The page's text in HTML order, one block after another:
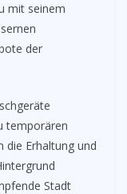
mit seinem
der
temporären
die Erhaltung und
Stadt